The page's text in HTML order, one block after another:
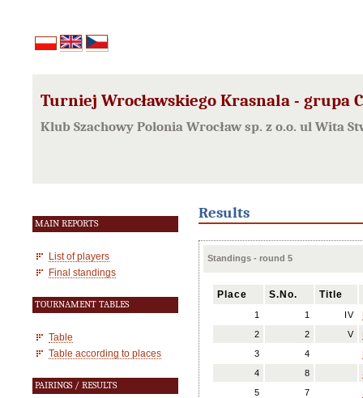
Turniej Wrocławskiego Krasnala - grupa
Klub Szachowy Polonia Wrocław sp. z o.o. ul Wita
MAIN REPORTS
List of players
Final standings
TOURNAMENT TABLES
Table
Table according to places
PAIRINGS / RESULTS
Results
Standings - round 5
Place S.No. Title
1 1 IV
2
2 V
3
4
4
8
5
7